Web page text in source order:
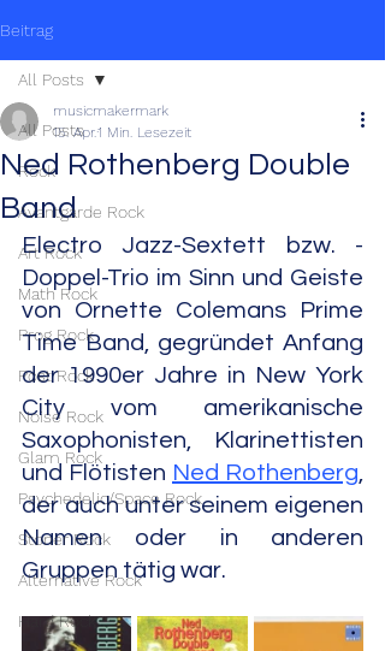
Beitrag
All Posts
Rock
Avantgarde Rock
Art Rock
Math Rock
Prog Rock
Post Rock
Noise Rock
Glam Rock
Psychedelic/Space Rock
Stoner Rock
Alternative Rock
Hard Rock
All Posts
Ned Rothenberg Double
Band
musicmakermark
15. Apr.1 Min. Lesezeit
Electro Jazz-Sextett bzw. -
Doppel-Trio im Sinn und Geiste
von Ornette Colemans Prime
Time Band, gegründet Anfang
der 1990er Jahre in New York
City vom amerikanische
Saxophonisten, Klarinettisten
und Flötisten Ned Rothenberg,
der auch unter seinem eigenen
Namen oder in anderen
Gruppen tätig war.